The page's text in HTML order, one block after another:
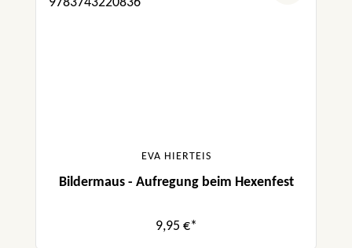
EVA HIERTEIS
Bildermaus - Aufregung beim Hexenfest
9,95 €*